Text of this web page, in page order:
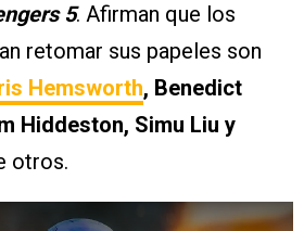
5. Afirman que los
retomar sus papeles son
Hemsworth, Benedict
Hiddeston, Simu Liu y
otros.